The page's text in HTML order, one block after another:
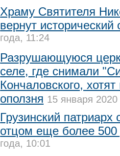
Храму Святителя
вернут исторический
года, 11:24
Разрушающуюся
селе, где снимали
Кончаловского,
оползня 15 января
Грузинский патриарх
отцом еще более 500
года, 10:01